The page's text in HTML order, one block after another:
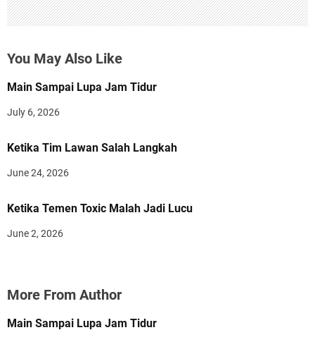
You May Also Like
Main Sampai Lupa Jam Tidur
July 6, 2026
Ketika Tim Lawan Salah Langkah
June 24, 2026
Ketika Temen Toxic Malah Jadi Lucu
June 2, 2026
More From Author
Main Sampai Lupa Jam Tidur